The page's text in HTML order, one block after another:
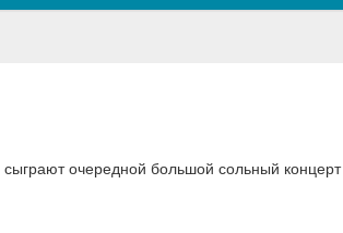
сыграют очередной большой сольный концерт